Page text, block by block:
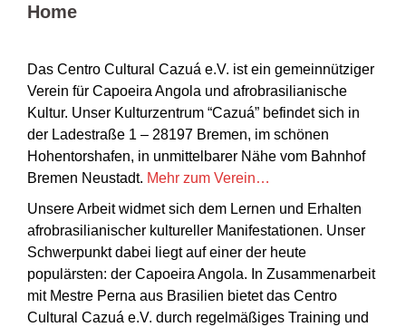
Home
Das Centro Cultural Cazuá e.V. ist ein gemeinnütziger
Verein für Capoeira Angola und afrobrasilianische
Kultur. Unser Kulturzentrum “Cazuá” befindet sich in
der Ladestraße 1 – 28197 Bremen, im schönen
Hohentorshafen, in unmittelbarer Nähe vom Bahnhof
Bremen Neustadt. Mehr zum Verein…
Unsere Arbeit widmet sich dem Lernen und Erhalten
afrobrasilianischer kultureller Manifestationen. Unser
Schwerpunkt dabei liegt auf einer der heute
populärsten: der Capoeira Angola. In Zusammenarbeit
mit Mestre Perna aus Brasilien bietet das Centro
Cultural Cazuá e.V. durch regelmäßiges Training und